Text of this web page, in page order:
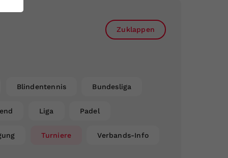
Zuklappen
Blindentennis Bundesliga
Liga Padel
Turniere Verbands-Info